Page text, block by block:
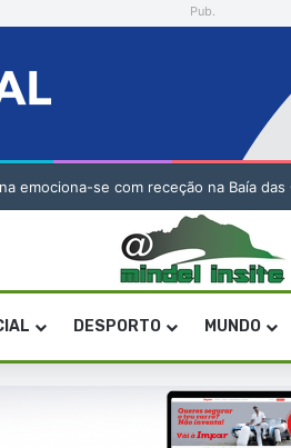
Pub.
emociona-se com receção na Baía das
DESPORTO MUNDO